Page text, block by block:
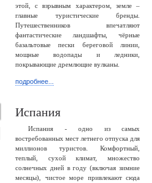
этой, с взрывным характером, земле –
главные туристические бренды.
Путешественников впечатляют
фантастические ландшафты, чёрные
базальтовые пески береговой линии,
мощные водопады и ледники,
покрывающие дремлющие вулканы.
подробнее...
Испания
Испания - одно из самых
востребованных мест летнего отпуска для
миллионов туристов. Комфортный,
теплый, сухой климат, множество
солнечных дней в году (включая зимние
месяцы), чистое море привлекают сюда